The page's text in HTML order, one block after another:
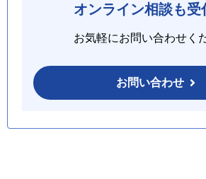
オンライン相談も受
お気軽にお問い合わせく
お問い合わせ